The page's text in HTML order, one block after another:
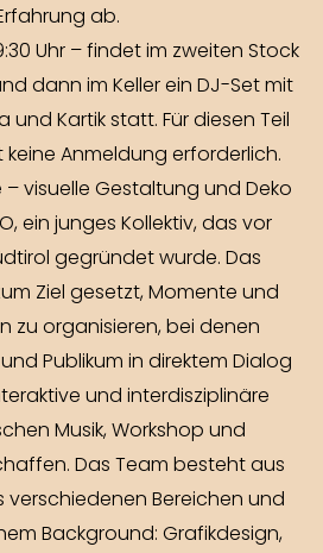
ab.
Uhr – findet im zweiten Stock
dann im Keller ein DJ-Set mit
und Kartik statt. Für diesen Teil
Anmeldung erforderlich.
visuelle Gestaltung und Deko
ein junges Kollektiv, das vor
gegründet wurde. Das
Ziel gesetzt, Momente und
zu organisieren, bei denen
Publikum in direktem Dialog
und interdisziplinäre
Musik, Workshop und
Das Team besteht aus
verschiedenen Bereichen und
Background: Grafikdesign,